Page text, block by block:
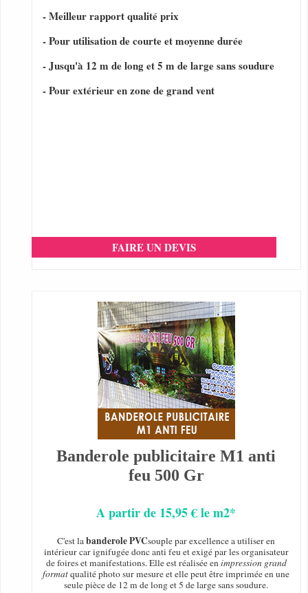
- Meilleur rapport qualité prix
- Pour utilisation de courte et moyenne durée
- Jusqu'à 12 m de long et 5 m de large sans soudure
- Pour extérieur en zone de grand vent
FAIRE UN DEVIS
Banderole publicitaire M1 anti
feu 500 Gr
A partir de 15,95 € le m2*
C'est labanderole PVCsouple par excellence a utiliser en
intérieur car ignifugée donc anti feu et exigé par les organisateur
de foires et manifestations. Elle est réalisée enimpression grand
formatqualité photo sur mesure et elle peut être imprimée en une
seule pièce de 12 m de long et 5 de large sans soudure.